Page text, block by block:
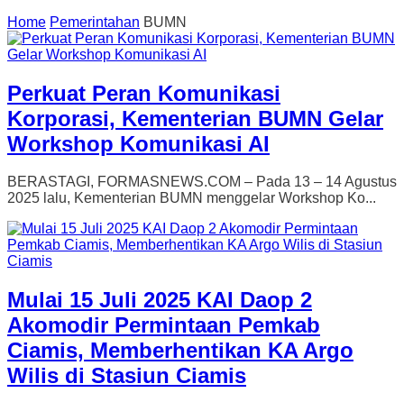
Home Pemerintahan BUMN
Perkuat Peran Komunikasi
Korporasi, Kementerian BUMN Gelar
Workshop Komunikasi AI
BERASTAGI, FORMASNEWS.COM – Pada 13 – 14 Agustus
2025 lalu, Kementerian BUMN menggelar Workshop Ko...
Mulai 15 Juli 2025 KAI Daop 2
Akomodir Permintaan Pemkab
Ciamis, Memberhentikan KA Argo
Wilis di Stasiun Ciamis